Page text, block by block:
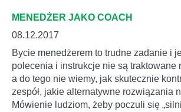
MENEDŻER JAKO COACH
08.12.2017
Bycie menedżerem to trudne zadanie i
polecenia i instrukcje nie są traktowane
a do tego nie wiemy, jak skutecznie
zespół, jakie alternatywne rozwiązania
Mówienie ludziom, żeby poczuli się